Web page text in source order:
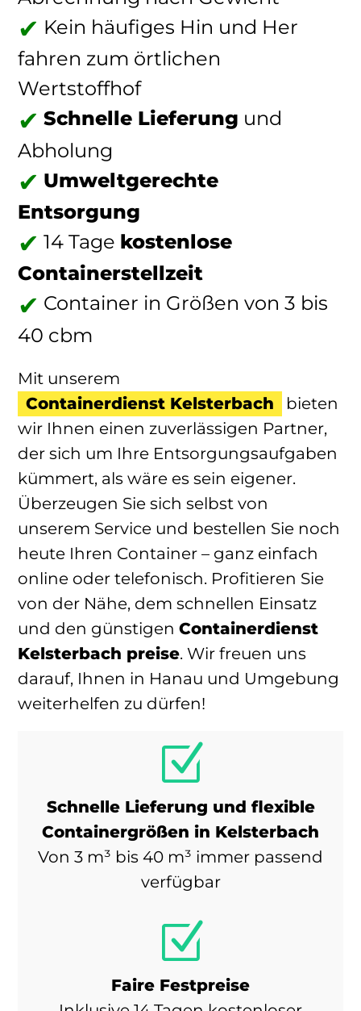
Kein häufiges Hin und Her
fahren zum örtlichen
Wertstoffhof
Schnelle Lieferung und
Abholung
Umweltgerechte
Entsorgung
14 Tage kostenlose
Containerstellzeit
Container in Größen von 3 bis
40 cbm
Mit unserem
Containerdienst Kelsterbach
bieten
wir Ihnen einen zuverlässigen Partner,
der sich um Ihre Entsorgungsaufgaben
kümmert, als wäre es sein eigener.
Überzeugen Sie sich selbst von
unserem Service und bestellen Sie noch
heute Ihren Container – ganz einfach
online oder telefonisch. Profitieren Sie
von der Nähe, dem schnellen Einsatz
und den günstigen Containerdienst
Kelsterbach preise. Wir freuen uns
darauf, Ihnen in Hanau und Umgebung
weiterhelfen zu dürfen!
Z
Schnelle Lieferung und flexible
Containergrößen in Kelsterbach
Von 3 m³ bis 40 m³ immer passend
verfügbar
Z
Faire Festpreise